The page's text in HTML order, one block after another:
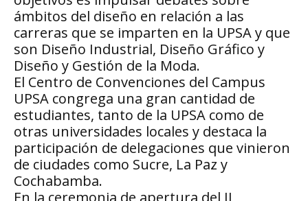
ámbitos del diseño en relación a las
carreras que se imparten en la UPSA y que
son Diseño Industrial, Diseño Gráfico y
Diseño y Gestión de la Moda.
El Centro de Convenciones del Campus
UPSA congrega una gran cantidad de
estudiantes, tanto de la UPSA como de
otras universidades locales y destaca la
participación de delegaciones que vinieron
de ciudades como Sucre, La Paz y
Cochabamba.